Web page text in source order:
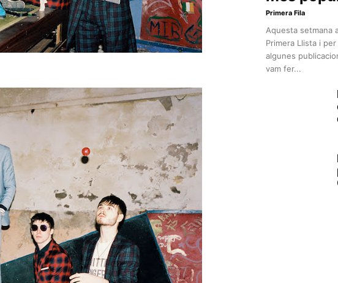
Primera Fila
Aquesta setmana
Primera Llista i
algunes
vam fer...